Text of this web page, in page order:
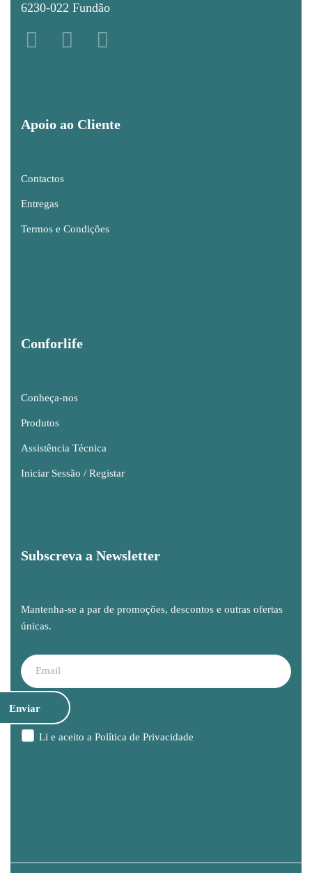
6230-022 Fundão
Apoio ao Cliente
Contactos
Entregas
Termos e Condições
Conforlife
Conheça-nos
Produtos
Assistência Técnica
Iniciar Sessão / Registar
Subscreva a Newsletter
Mantenha-se a par de promoções, descontos e outras ofertas
únicas.
Li e aceito a Política de Privacidade